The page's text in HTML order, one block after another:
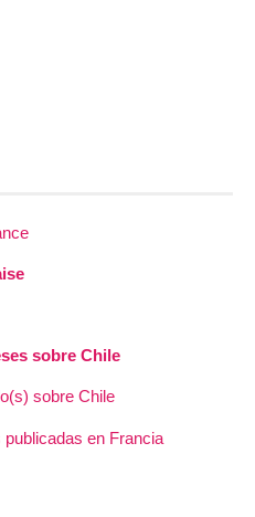
sobre Chile
sobre Chile
en Francia